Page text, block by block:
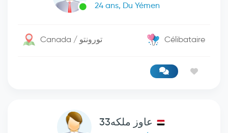
24 ans, Du Yémen
Canada / تورونتو Célibataire
عاوز ملكه33